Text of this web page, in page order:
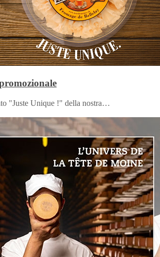
"Juste Unique !" della nostra…